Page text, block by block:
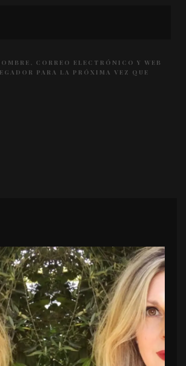
CORREO ELECTRÓNICO Y WEB
PARA LA PRÓXIMA VEZ QUE